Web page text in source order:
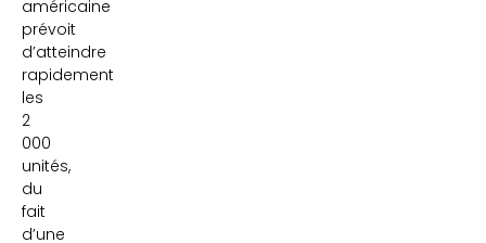
américaine
prévoit
d’atteindre
rapidement
les
2
000
unités,
du
fait
d’une